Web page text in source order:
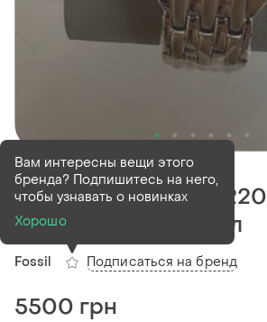
Деактивирован4 шт
Годинник fossil es5220
золотистий оригінал
Fossil
Вам интересны вещи этого
бренда? Подпишитесь на него,
чтобы узнавать о новинках
Хорошо
Подписаться на бренд
5500 грн